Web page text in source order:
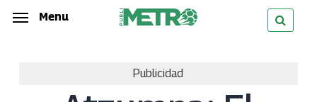
Skip
Menu
Publicidad
Menu